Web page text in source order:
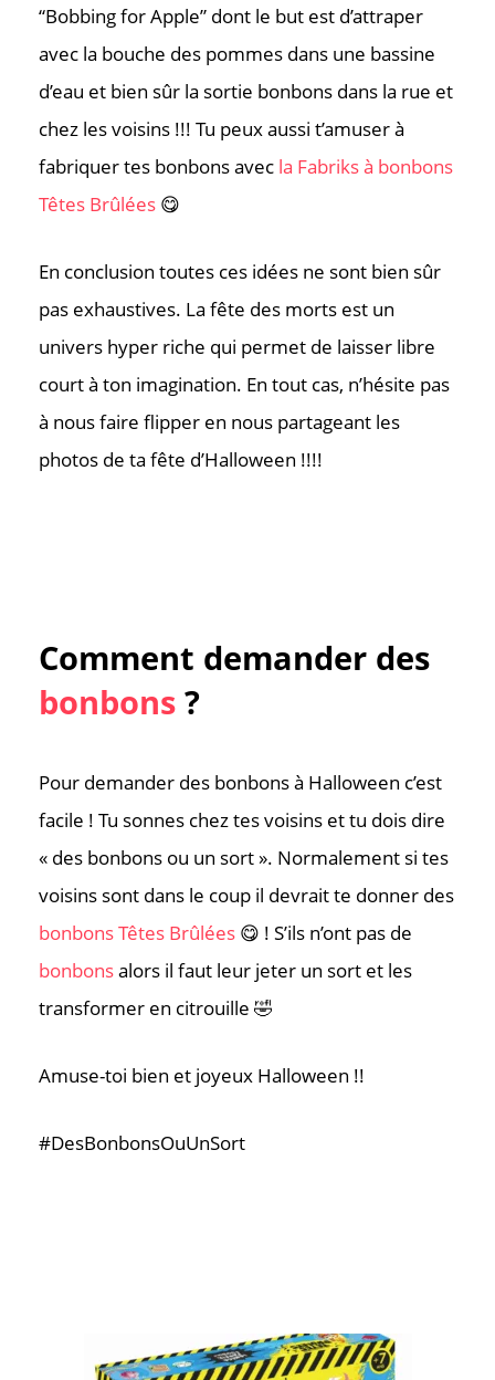
“Bobbing for Apple” dont le but est d’attraper
avec la bouche des pommes dans une bassine
d’eau et bien sûr la sortie bonbons dans la rue et
chez les voisins !!! Tu peux aussi t’amuser à
fabriquer tes bonbons avec la Fabriks à bonbons
Têtes Brûlées 😋
En conclusion toutes ces idées ne sont bien sûr
pas exhaustives. La fête des morts est un
univers hyper riche qui permet de laisser libre
court à ton imagination. En tout cas, n’hésite pas
à nous faire flipper en nous partageant les
photos de ta fête d’Halloween !!!!
Comment demander des
bonbons ?
Pour demander des bonbons à Halloween c’est
facile ! Tu sonnes chez tes voisins et tu dois dire
« des bonbons ou un sort ». Normalement si tes
voisins sont dans le coup il devrait te donner des
bonbons Têtes Brûlées 😋 ! S’ils n’ont pas de
bonbonsalors il faut leur jeter un sort et les
transformer en citrouille 🤣
Amuse-toi bien et joyeux Halloween !!
#DesBonbonsOuUnSort